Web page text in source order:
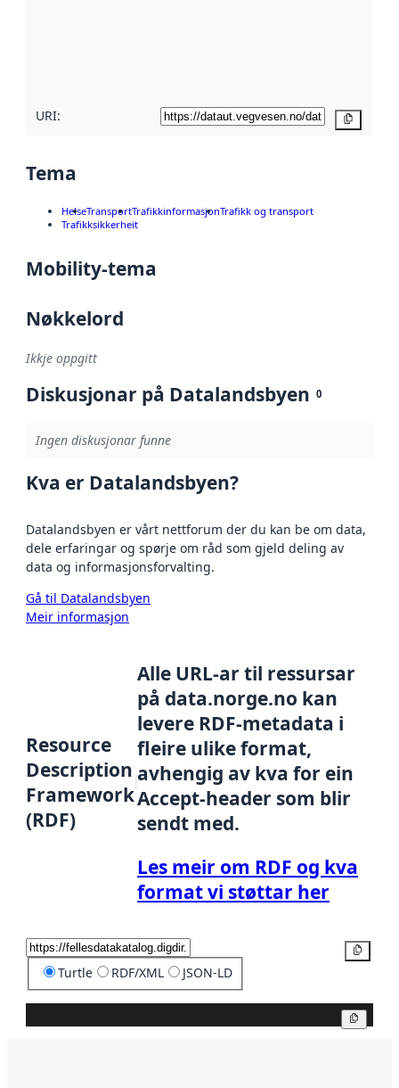
URI:
Tema
HelseTransportTrafikkinformasjonTrafikk og transport
Trafikksikkerheit
Mobility-tema
Nøkkelord
Ikkje oppgitt
Diskusjonar på Datalandsbyen 0
Ingen diskusjonar funne
Kva er Datalandsbyen?
Datalandsbyen er vårt nettforum der du kan be om data,
dele erfaringar og spørje om råd som gjeld deling av
data og informasjonsforvalting.
Gå til Datalandsbyen
Meir informasjon
Resource
Description
Framework
(RDF)
Alle URL-ar til ressursar
på data.norge.no kan
levere RDF-metadata i
fleire ulike format,
avhengig av kva for ein
Accept-header som blir
sendt med.
Les meir om RDF og kva
format vi støttar her
Turtle RDF/XML JSON-LD